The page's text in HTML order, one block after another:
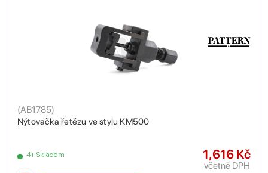
Nýtovačka řetězu ve stylu KM500
(AB1785)
4+ Skladem 1,616 Kč
včetně DPH